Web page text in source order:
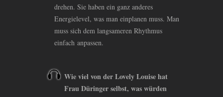
drehen. Sie haben ein ganz anderes
Energielevel, was man einplanen muss. Man
muss sich dem langsameren Rhythmus
einfach anpassen.
Wie viel von der Lovely Louise hat
Frau Düringer selbst, was würden